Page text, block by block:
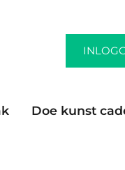
Doe kunst